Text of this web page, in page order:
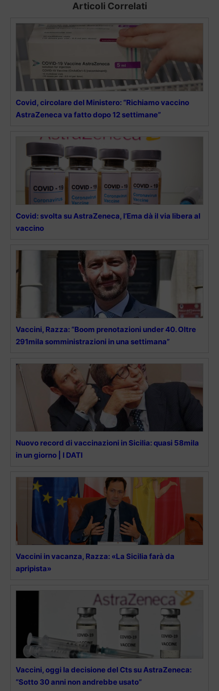
Articoli Correlati
Covid, circolare del Ministero: “Richiamo vaccino
AstraZeneca va fatto dopo 12 settimane”
Covid: svolta su AstraZeneca, l’Ema dà il via libera al
vaccino
Vaccini, Razza: “Boom prenotazioni under 40. Oltre
291mila somministrazioni in una settimana”
Nuovo record di vaccinazioni in Sicilia: quasi 58mila
in un giorno | I DATI
Vaccini in vacanza, Razza: «La Sicilia farà da
apripista»
Vaccini, oggi la decisione del Cts su AstraZeneca:
“Sotto 30 anni non andrebbe usato”